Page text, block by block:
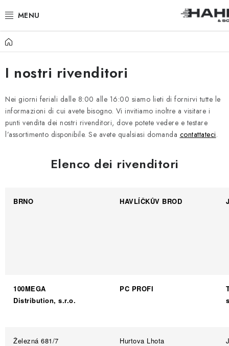
PRODOTTI
CHI SIAMO
PERCHÉ HAHN & SOHN
PER I COMMERCIANTI
CATALOGO
Informazioni legali Termini e Condizioni
Protezione dei dati
Spedizione e pagamento
Casa
I nostri rivenditori
Nei giorni feriali dalle 8:00 alle 16:00 siamo lieti di fornirvi tutte le
informazioni di cui avete bisogno. Vi invitiamo inoltre a visitare i
punti vendita dei nostri rivenditori, dove potete vedere e testare
l’assortimento disponibile. Se avete qualsiasi domanda contattateci.
Elenco dei rivenditori
BRNO HAVLÍČKŮV BROD
100MEGA
Distribution, s.r.o.
PC PROFI
Železná 681/7 Hurtova Lhota